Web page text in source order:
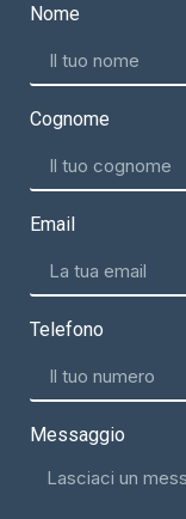
Nome
Cognome
Email
Telefono
Messaggio